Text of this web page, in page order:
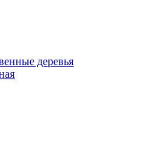
деревья